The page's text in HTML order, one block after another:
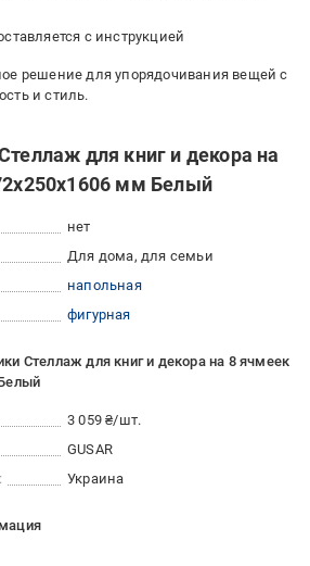
с инструкцией
решение для упорядочивания вещей с
и стиль.
для книг и декора на
мм Белый
нет
Для дома, для семьи
напольная
фигурная
Стеллаж для книг и декора на 8 ячмеек
3 059 ₴/шт.
GUSAR
Украина